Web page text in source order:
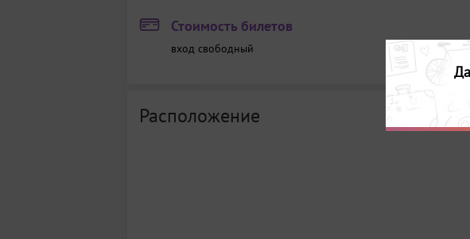
Стоимость билетов
вход свободный
Расположение